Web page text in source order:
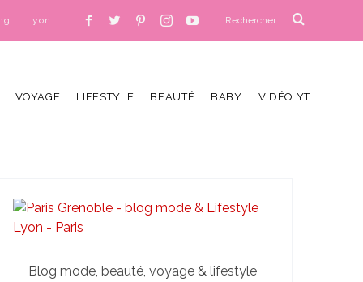
Lyon
VOYAGE LIFESTYLE BEAUTÉ BABY VIDÉO YT
Blog mode, beauté, voyage & lifestyle